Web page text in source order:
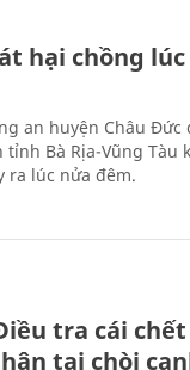
hại chồng
an huyện Châu
tỉnh Bà Rịa-Vũng
ra lúc nửa đêm.
tra cái
tại chòi